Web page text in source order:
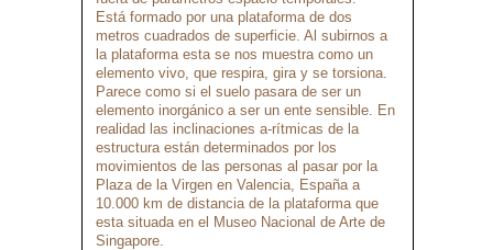
Está formado por una plataforma de dos
metros cuadrados de superficie. Al subirnos a
la plataforma esta se nos muestra como un
elemento vivo, que respira, gira y se torsiona.
Parece como si el suelo pasara de ser un
elemento inorgánico a ser un ente sensible. En
realidad las inclinaciones a-rítmicas de la
estructura están determinados por los
movimientos de las personas al pasar por la
Plaza de la Virgen en Valencia, España a
10.000 km de distancia de la plataforma que
esta situada en el Museo Nacional de Arte de
Singapore.